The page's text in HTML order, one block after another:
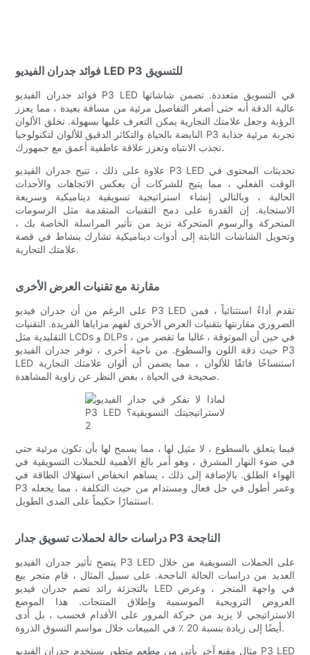
فوائد جدران الفيديو LED P3 للتسويق
فوائد جدران الفيديو P3 LED في التسويق متعددة. تضمن شاشاتها
عالية الدقة أنه حتى أصغر التفاصيل مرئية من مسافة بعيدة ، مما يعزز
الرؤية وجعل علامتك التجارية يمكن التعرف عليها بسهولة. تخلق الألوان
النابضة بالحياة والتكاثر الدقيق للألوان لتكنولوجيا P3 تجربة مرئية جذابة
تجذب الانتباه وتعزز علاقة عاطفية أعمق مع جمهورك.
علاوة على ذلك ، تتيح جدران الفيديو P3 LED تحديثات المحتوى في
الوقت الفعلي ، مما يتيح للشركات أن يعكس الاتجاهات والأحداث
الحالية ، وبالتالي إنشاء استراتيجية تسويقية ديناميكية وسريعة
الاستجابة. إن القدرة على دمج التقنيات المتقدمة مثل الرسومات
المتحركة والرسوم المتحركة تزيد من تأثير المراسلة الخاصة بك ،
وتحويل الشاشات الثابتة إلى أدوات ديناميكية تشارك بنشاط في قصة
علامتك التجارية.
مقارنة مع تقنيات العرض الأخرى
على الرغم من أن جدران فيديو P3 LED تقدم أداءً استثنائياً ، فمن
الضروري مقارنتها بتقنيات العرض الأخرى لفهم مزاياها الفريدة. التقنيات
التقليدية مثل LCDs و DLPs ، في حين أن الموثوقة ، غالبا ما تقصر من
حيث دقة اللون والسطوع. من ناحية أخرى ، توفر جدران الفيديو P3
LED استنساخًا فائقًا للألوان ، مما يضمن أن ألوان علامتك التجارية
صحيحة في الحياة ، بغض النظر عن زاوية المشاهدة.
فيما يتعلق بالسطوع ، لا مثيل لها ، مما يسمح لها بأن تكون مرئية حتى
في ضوء النهار المشرق ، وهو أمر بالغ الأهمية للحملات التسويقية في
الهواء الطلق. بالإضافة إلى ذلك ، يساهم انخفاض استهلاك الطاقة في
P3 وعمر أطول في حل فعال ومستدام من حيث التكلفة ، مما يجعله
استثمارًا حكيماً على المدى الطويل.
دراسات حالة لحملات تسويق جدار P3 الناجحة
يتضح تأثير جدران الفيديو P3 LED على الحملات التسويقية من خلال
العديد من دراسات الحالة الناجحة. على سبيل المثال ، قام متجر بيع
بالتجزئة رائد تضم جدران فيديو LED في واجهة المتجر ، وعرض
العروض الترويجية الموسمية وإطلاق المنتجات. هذا الموضع
الاستراتيجي لا يزيد من حركة المرور على الأقدام فحسب ، بل أدى
أيضًا إلى زيادة بنسبة 20 ٪ في المبيعات خلال مواسم التسوق الذروة.
مثال مقنع آخر يأتي من مطعم متطور يستخدم جدران الفيديو P3 LED